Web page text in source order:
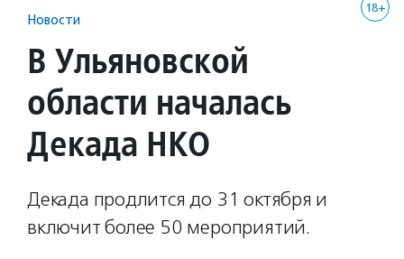
18+
Новости
В Ульяновской
области началась
Декада НКО
Декада продлится до 31 октября и
включит более 50 мероприятий.